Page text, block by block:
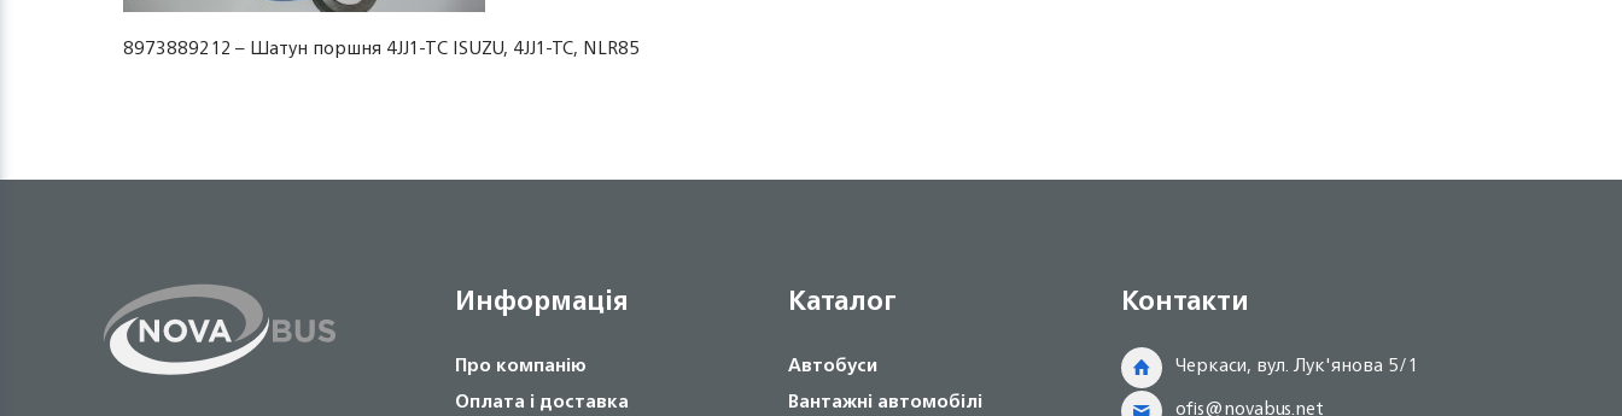
8973889212 – Шатун поршня 4JJ1-TC ISUZU, 4JJ1-TC, NLR85
Информація
Про компанію
Оплата і доставка
Каталог
Автобуси
Вантажні автомобілі
Контакти
Черкаси, вул. Лук'янова 5/1
ofis@novabus.net